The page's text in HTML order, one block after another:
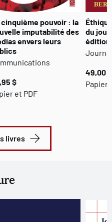
cinquième pouvoir : la
imputabilité des
envers leurs
$
et PDF
du
édition
49,00 $
Papier
livres